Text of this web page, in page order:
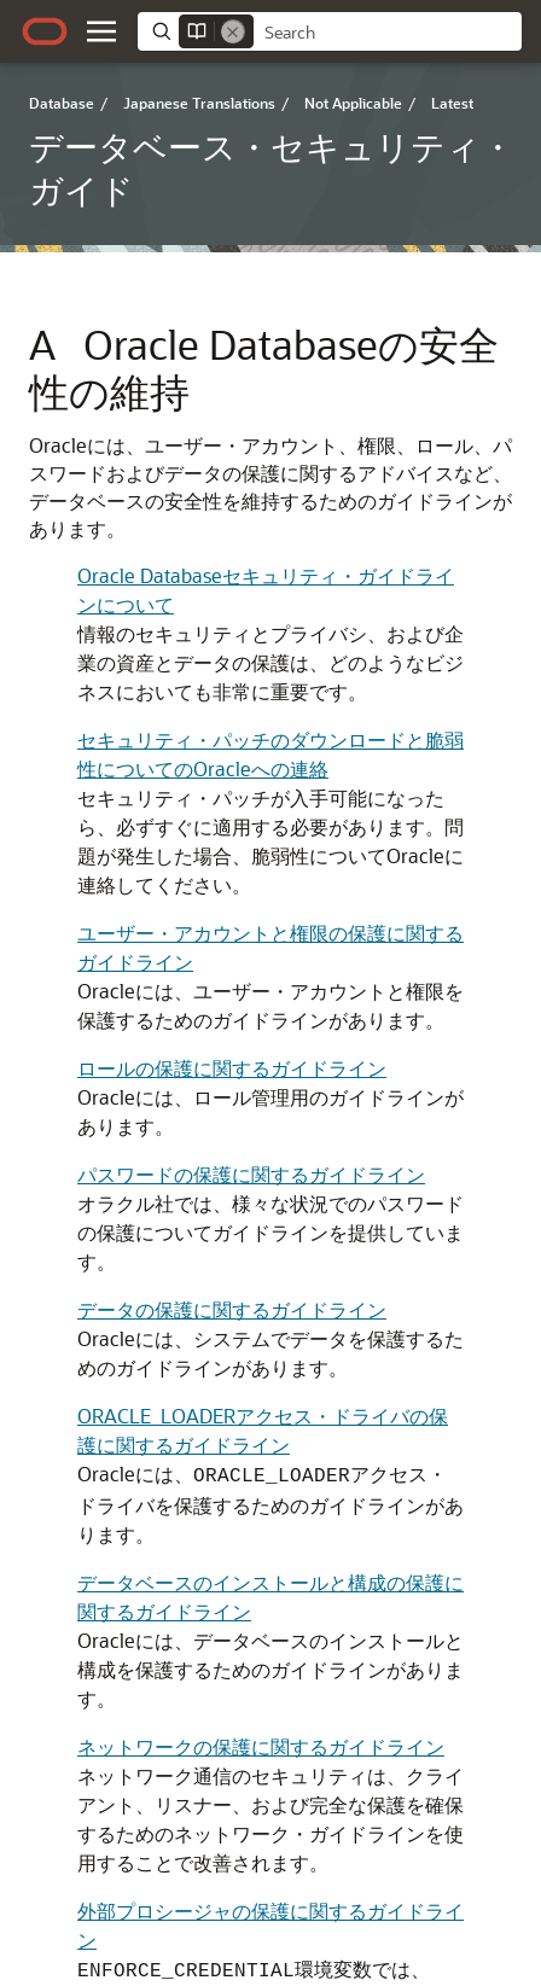
Database / Japanese Translations / Not Applicable / Latest
データベース・セキュリティ・
ガイド
A Oracle Databaseの安全
性の維持
Oracleには、ユーザー・アカウント、権限、ロール、パ
スワードおよびデータの保護に関するアドバイスなど、
データベースの安全性を維持するためのガイドラインが
あります。
Oracle Databaseセキュリティ・ガイドライ
ンについて
情報のセキュリティとプライバシ、および企
業の資産とデータの保護は、どのようなビジ
ネスにおいても非常に重要です。
セキュリティ・パッチのダウンロードと脆弱
性についてのOracleへの連絡
セキュリティ・パッチが入手可能になった
ら、必ずすぐに適用する必要があります。問
題が発生した場合、脆弱性についてOracleに
連絡してください。
ユーザー・アカウントと権限の保護に関する
ガイドライン
Oracleには、ユーザー・アカウントと権限を
保護するためのガイドラインがあります。
ロールの保護に関するガイドライン
Oracleには、ロール管理用のガイドラインが
あります。
パスワードの保護に関するガイドライン
オラクル社では、様々な状況でのパスワード
の保護についてガイドラインを提供していま
す。
データの保護に関するガイドライン
Oracleには、システムでデータを保護するた
めのガイドラインがあります。
ORACLE_LOADERアクセス・ドライバの保
護に関するガイドライン
Oracleには、 ORACLE_LOADERアクセス・
ドライバを保護するためのガイドラインがあ
ります。
データベースのインストールと構成の保護に
関するガイドライン
Oracleには、データベースのインストールと
構成を保護するためのガイドラインがありま
す。
ネットワークの保護に関するガイドライン
ネットワーク通信のセキュリティは、クライ
アント、リスナー、および完全な保護を確保
するためのネットワーク・ガイドラインを使
用することで改善されます。
外部プロシージャの保護に関するガイドライ
ン
ENFORCE_CREDENTIAL環境変数では、